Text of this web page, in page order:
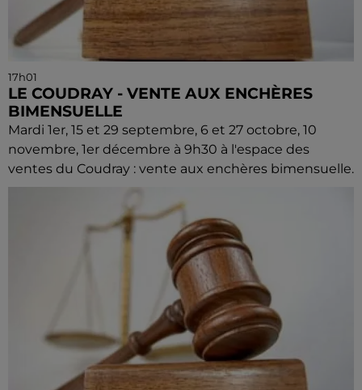
17h01
LE COUDRAY - VENTE AUX ENCHÈRES
BIMENSUELLE
Mardi 1er, 15 et 29 septembre, 6 et 27 octobre, 10
novembre, 1er décembre à 9h30 à l'espace des
ventes du Coudray : vente aux enchères bimensuelle.